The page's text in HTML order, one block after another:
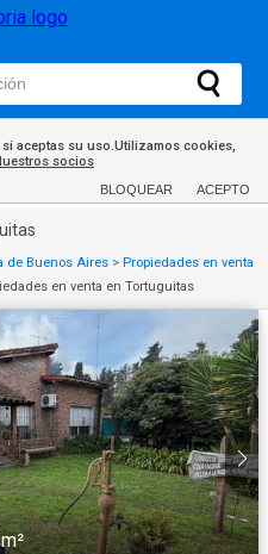
aceptas su uso.Utilizamos cookies,
socios
BLOQUEAR ACEPTO
de Buenos Aires > Propiedades en venta
en venta en Tortuguitas